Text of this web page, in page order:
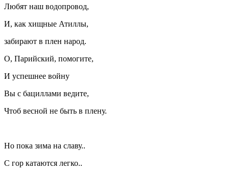
Любят наш водопровод,
И, как хищные Атиллы,
забирают в плен народ.
О, Парийский, помогите,
И успешнее войну
Вы с бациллами ведите,
Чтоб весной не быть в плену.
Но пока зима на славу..
С гор катаются легко..